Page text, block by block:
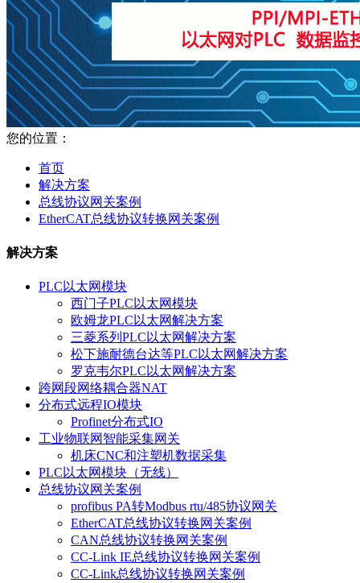
您的位置：
首页
解决方案
总线协议网关案例
EtherCAT总线协议转换网关案例
解决方案
PLC以太网模块
西门子PLC以太网模块
欧姆龙PLC以太网解决方案
三菱系列PLC以太网解决方案
松下施耐德台达等PLC以太网解决方案
罗克韦尔PLC以太网解决方案
跨网段网络耦合器NAT
分布式远程IO模块
Profinet分布式IO
工业物联网智能采集网关
机床CNC和注塑机数据采集
PLC以太网模块（无线）
总线协议网关案例
profibus PA转Modbus rtu/485协议网关
EtherCAT总线协议转换网关案例
CAN总线协议转换网关案例
CC-Link IE总线协议转换网关案例
CC-Link总线协议转换网关案例